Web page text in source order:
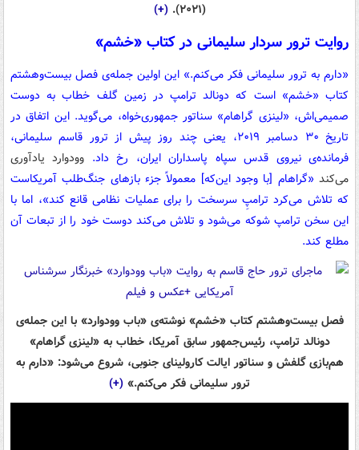
(۲۰۲۱).
(+)
روایت ترور سردار سلیمانی در کتاب «خشم»
«دارم به ترور سلیمانی فکر می‌کنم.» این اولین جمله‌ی فصل بیست‌وهشتم
کتاب «خشم» است که دونالد ترامپ در زمین گلف خطاب به دوست
صمیمی‌اش، «لینزی گراهام» سناتور جمهوری‌خواه، می‌گوید. این اتفاق در
تاریخ ۳۰ دسامبر ۲۰۱۹، یعنی چند روز پیش از ترور قاسم سلیمانی،
فرمانده‌ی نیروی قدس سپاه پاسداران ایران، رخ داد. وودوارد یادآوری
می‌کند «گراهام [با وجود این‌که] معمولاً جزء بازهای جنگ‌طلب آمریکاست
که تلاش می‌کرد ترامپِ سرسخت را برای عملیات نظامی قانع کند»، اما با
این سخن ترامپ شوکه می‌شود و تلاش می‌کند دوست خود را از تبعات آن
مطلع کند.
فصل بیست‌وهشتم کتاب «خشم» نوشته‌ی «باب وودوارد» با این جمله‌ی
دونالد ترامپ، رئیس‌جمهور سابق آمریکا، خطاب به «لینزی گراهام»
هم‌بازی گلفش و سناتور ایالت کارولینای جنوبی، شروع می‌شود: «دارم به
ترور سلیمانی فکر می‌کنم.» (+)